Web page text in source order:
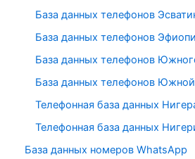
База данных телефонов
База данных телефонов
База данных телефонов
База данных телефонов
Телефонная база данных
Телефонная база данных
База данных номеров WhatsApp